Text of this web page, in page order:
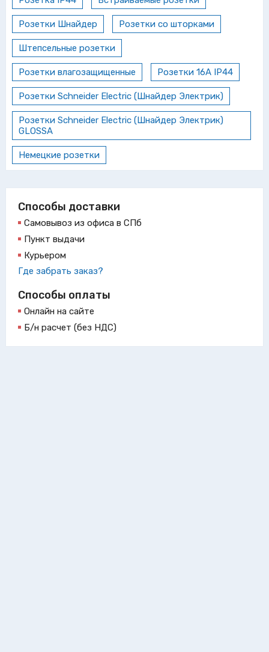
Розетки Шнайдер Розетки со шторками
Штепсельные розетки
Розетки влагозащищенные Розетки 16А IP44
Розетки Schneider Electric (Шнайдер Электрик)
Розетки Schneider Electric (Шнайдер Электрик)
GLOSSA
Немецкие розетки
Способы доставки
Самовывоз из офиса в СПб
Пункт выдачи
Курьером
Где забрать заказ?
Способы оплаты
Онлайн на сайте
Б/н расчет (без НДС)